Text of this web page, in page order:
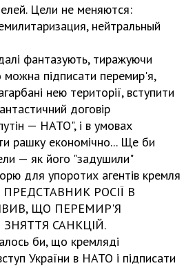
Цели не меняются:
нейтральный
фантазують, тиражуючи
підписати перемир'я,
нею території, вступити
договір
— НАТО", і в умовах
рашку економічно... Ще би
— як його "задушили"
для упоротих агентів кремля
ПРЕДСТАВНИК РОСІЇ В
ЩО ПЕРЕМИР'Я
САНКЦІЙ.
би, що кремляді
України в НАТО і підписати